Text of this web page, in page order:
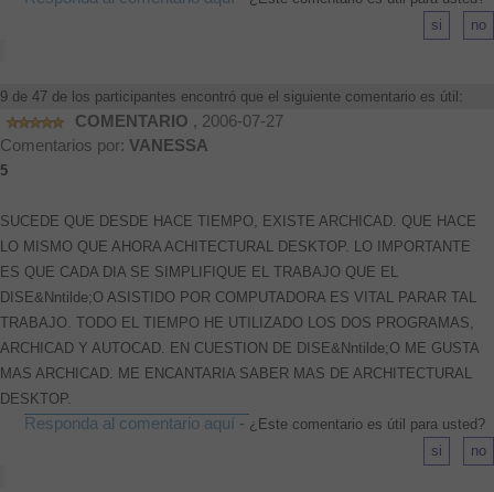
9 de 47 de los participantes encontró que el siguiente comentario es útil:
COMENTARIO , 2006-07-27
Comentarios por: VANESSA
5
SUCEDE QUE DESDE HACE TIEMPO, EXISTE ARCHICAD. QUE HACE
LO MISMO QUE AHORA ACHITECTURAL DESKTOP. LO IMPORTANTE
ES QUE CADA DIA SE SIMPLIFIQUE EL TRABAJO QUE EL
DISE&Nntilde;O ASISTIDO POR COMPUTADORA ES VITAL PARAR TAL
TRABAJO. TODO EL TIEMPO HE UTILIZADO LOS DOS PROGRAMAS,
ARCHICAD Y AUTOCAD. EN CUESTION DE DISE&Nntilde;O ME GUSTA
MAS ARCHICAD. ME ENCANTARIA SABER MAS DE ARCHITECTURAL
DESKTOP.
Responda al comentario aquí - ¿Este comentario es útil para usted?